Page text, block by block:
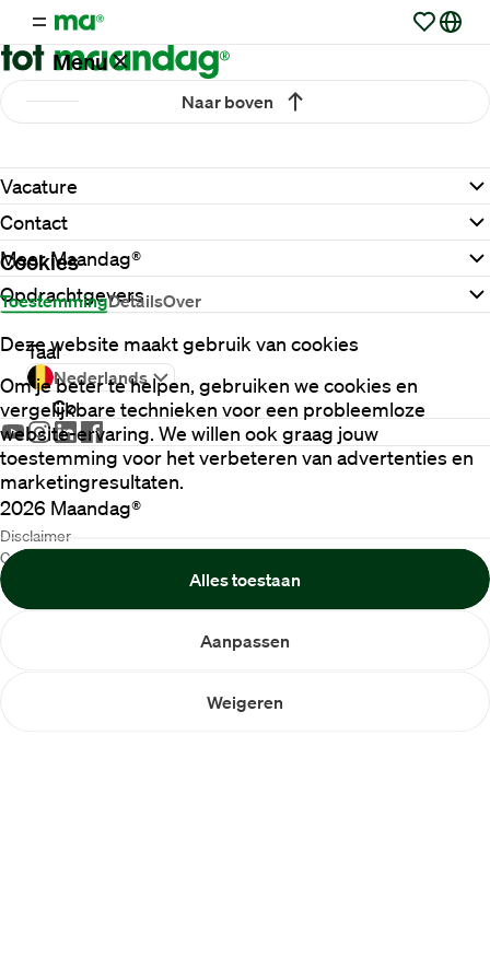
Menu
Werken
via
Maandag®
Opdrachtgevers
Contact
Cookies
ToestemmingDetailsOver
Deze website maakt gebruik van cookies
Om je beter te helpen, gebruiken we cookies en
vergelijkbare technieken voor een probleemloze
website-ervaring. We willen ook graag jouw
toestemming voor het verbeteren van advertenties en
marketingresultaten.
Weigeren
Aanpassen
Alles toestaan
Naar boven
Vacature
Contact
Meer Maandag®
Opdrachtgevers
Taal
Nederlands
2026 Maandag®
Disclaimer
Cookiebeleid
Privacybeleid